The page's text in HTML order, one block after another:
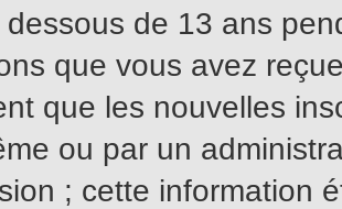
de 13 ans
que vous avez
que les nouvelles
ou par un
; cette information